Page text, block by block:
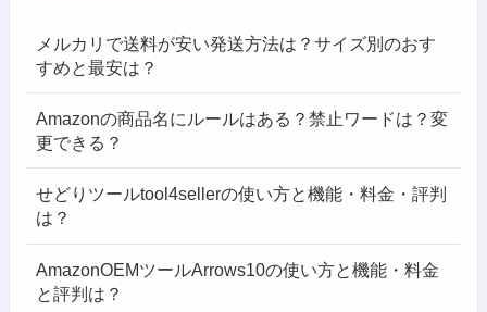
メルカリで送料が安い発送方法は？サイズ別のおす
すめと最安は？
Amazonの商品名にルールはある？禁止ワードは？変
更できる？
せどりツールtool4sellerの使い方と機能・料金・評判
は？
AmazonOEMツールArrows10の使い方と機能・料金
と評判は？